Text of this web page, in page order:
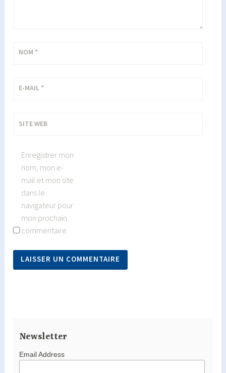
NOM *
E-MAIL *
SITE WEB
Enregistrer mon
nom, mon e-
mail et mon site
dans le
navigateur pour
mon prochain
commentaire.
Newsletter
Email Address